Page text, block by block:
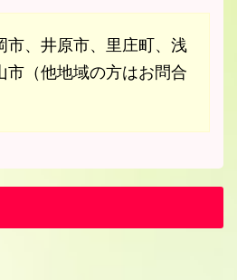
市、井原市、里庄町、浅
市（他地域の方はお問合